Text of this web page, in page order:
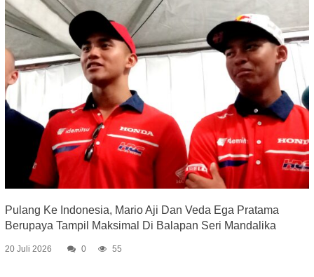
Pulang Ke Indonesia, Mario Aji Dan Veda Ega Pratama
Berupaya Tampil Maksimal Di Balapan Seri Mandalika
20 Juli 2026 0 55